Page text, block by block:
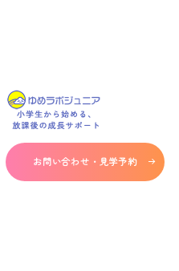
お問い合わせ・見学予約